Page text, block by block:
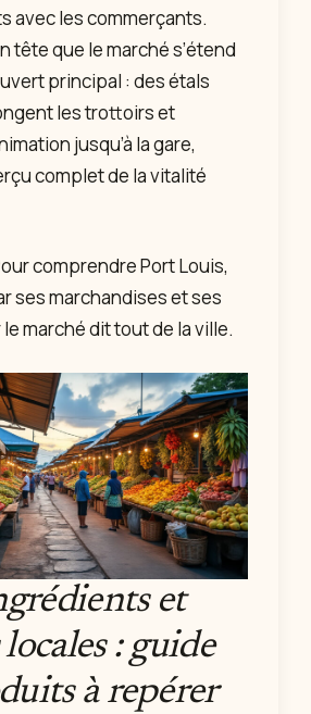
avec les commerçants.
tête que le marché s’étend
principal : des étals
les trottoirs et
jusqu’à la gare,
complet de la vitalité
comprendre Port Louis,
ses marchandises et ses
marché dit tout de la ville.
et
locales : guide
à repérer